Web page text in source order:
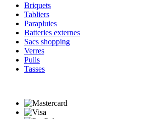
Briquets
Tabliers
Parapluies
Batteries externes
Sacs shopping
Verres
Pulls
Tasses